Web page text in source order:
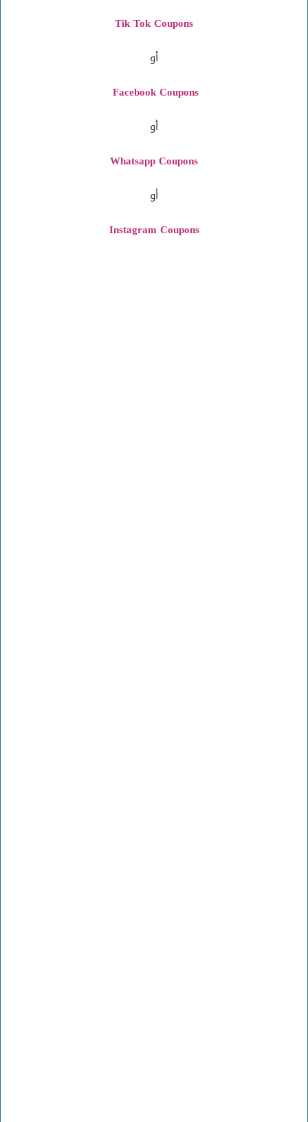
Tik Tok Coupons
أو
Facebook Coupons
أو
Whatsapp Coupons
أو
Coupons
Instagram